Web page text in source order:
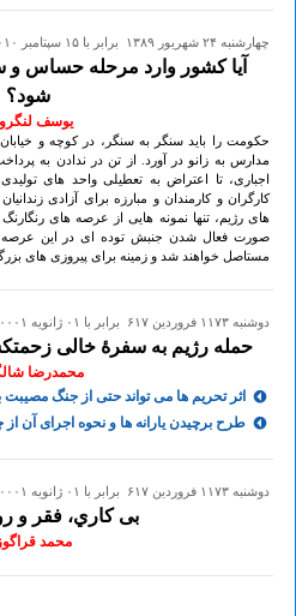
چهارشنبه ۲۴ شهريور ۱۳۸۹ برابر با ۱۵ سپتامبر ۲۰۱۰
آیا کشور وارد مرحله حساس
شود؟
یوسف
حکومت را باید سنگر به سنگر، در کوچه و
مدارس به زانو در آورد. از تن در ندادن به
اجباری، تا اعتراض به تعطیلی واحد های
کارگران و کارمندان و مبارزه برای آزادی
های رژیم، تنها نمونه هایی از عرصه های
صورت فعال شدن جنبش توده ای در این عرصه
مستاصل خواهند شد و زمینه برای پیروزی های
دوشنبه ۱۱۷۳ فروردين ۶۱۷ برابر با ۰۱ ژانويه ۰۰۰۱
حمله رژیم به سفرۀ خالی
محمدرضا
اثر تحریم ها می تواند حتی از جنگ مصیبت
طرح برچیدن یارانه ها و نحوه اجرای آن
دوشنبه ۱۱۷۳ فروردين ۶۱۷ برابر با ۰۱ ژانويه ۰۰۰۱
بی کاري، فقر و
محمد